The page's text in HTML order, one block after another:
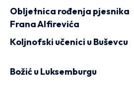
Obljetnica rođenja pjesnika
Frana Alfirevića
Koljnofski učenici u Buševcu
Božić u Luksemburgu